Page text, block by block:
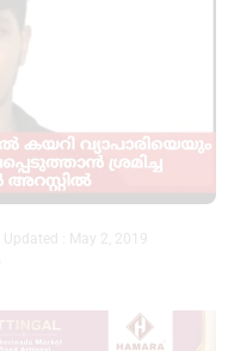
Updated : May 2, 2019